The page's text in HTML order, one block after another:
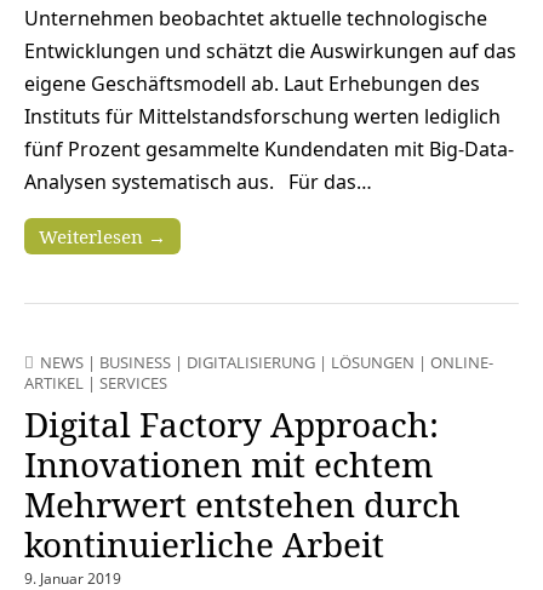
Unternehmen beobachtet aktuelle technologische
Entwicklungen und schätzt die Auswirkungen auf das
eigene Geschäftsmodell ab. Laut Erhebungen des
Instituts für Mittelstandsforschung werten lediglich
fünf Prozent gesammelte Kundendaten mit Big-Data-
Analysen systematisch aus. Für das…
Weiterlesen →
NEWS | BUSINESS | DIGITALISIERUNG | LÖSUNGEN | ONLINE-
ARTIKEL | SERVICES
Digital Factory Approach:
Innovationen mit echtem
Mehrwert entstehen durch
kontinuierliche Arbeit
9. Januar 2019